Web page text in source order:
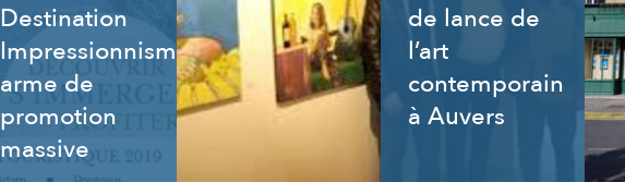
Destination
Impressionnisme,
arme de
promotion
massive
de lance de
l’art
contemporain
à Auvers